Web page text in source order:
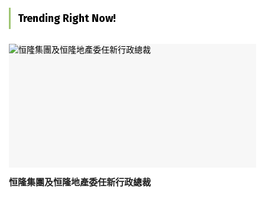
Trending Right Now!
恒隆集團及恒隆地產委任新行政總裁